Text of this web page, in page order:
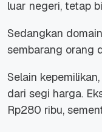
luar negeri, tetap
Sedangkan
sembarang orang
Selain
dari segi harga.
Rp280 ribu,